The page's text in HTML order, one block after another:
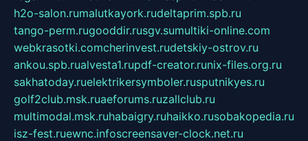
h2o-salon.rumalutkayork.rudeltaprim.spb.ru
tango-perm.rugooddir.rusgv.sumultiki-online.com
webkrasotki.comcherinvest.rudetskiy-ostrov.ru
ankou.spb.rualvesta1.rupdf-creator.runix-files.org.ru
sakhatoday.ruelektrikersymboler.rusputnikyes.ru
golf2club.msk.ruaeforums.ruzallclub.ru
multimodal.msk.ruhabaigry.ruhaikko.rusobakopedia.ru
isz-fest.ruewnc.infoscreensaver-clock.net.ru